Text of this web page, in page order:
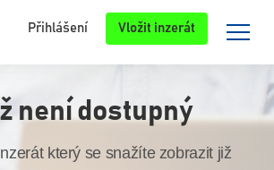
Přihlášení Vložit inzerát
není dostupný
který se snažíte zobrazit již